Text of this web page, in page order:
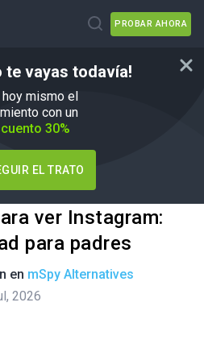
PROBAR AHORA
te vayas todavía!
mismo el
con un
30%
EL TRATO
ver Instagram:
para padres
en mSpy Alternatives
2026